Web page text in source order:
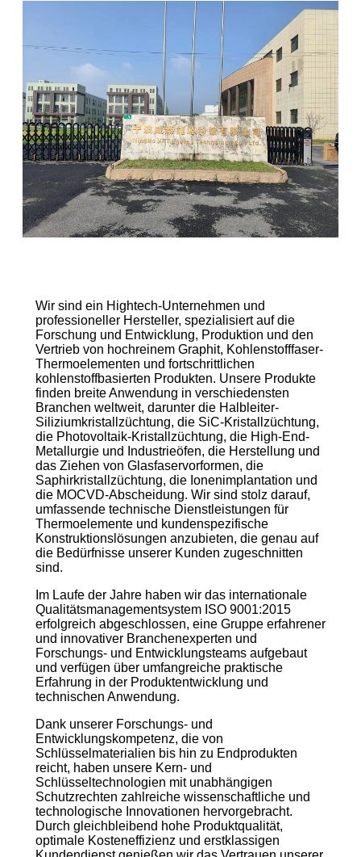
Wir sind ein Hightech-Unternehmen und
professioneller Hersteller, spezialisiert auf die
Forschung und Entwicklung, Produktion und den
Vertrieb von hochreinem Graphit, Kohlenstofffaser-
Thermoelementen und fortschrittlichen
kohlenstoffbasierten Produkten. Unsere Produkte
finden breite Anwendung in verschiedensten
Branchen weltweit, darunter die Halbleiter-
Siliziumkristallzüchtung, die SiC-Kristallzüchtung,
die Photovoltaik-Kristallzüchtung, die High-End-
Metallurgie und Industrieöfen, die Herstellung und
das Ziehen von Glasfaservorformen, die
Saphirkristallzüchtung, die Ionenimplantation und
die MOCVD-Abscheidung. Wir sind stolz darauf,
umfassende technische Dienstleistungen für
Thermoelemente und kundenspezifische
Konstruktionslösungen anzubieten, die genau auf
die Bedürfnisse unserer Kunden zugeschnitten
sind.
Im Laufe der Jahre haben wir das internationale
Qualitätsmanagementsystem ISO 9001:2015
erfolgreich abgeschlossen, eine Gruppe erfahrener
und innovativer Branchenexperten und
Forschungs- und Entwicklungsteams aufgebaut
und verfügen über umfangreiche praktische
Erfahrung in der Produktentwicklung und
technischen Anwendung.
Dank unserer Forschungs- und
Entwicklungskompetenz, die von
Schlüsselmaterialien bis hin zu Endprodukten
reicht, haben unsere Kern- und
Schlüsseltechnologien mit unabhängigen
Schutzrechten zahlreiche wissenschaftliche und
technologische Innovationen hervorgebracht.
Durch gleichbleibend hohe Produktqualität,
optimale Kosteneffizienz und erstklassigen